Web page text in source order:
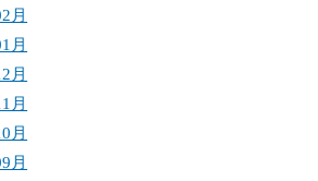
月
月
月
月
月
月